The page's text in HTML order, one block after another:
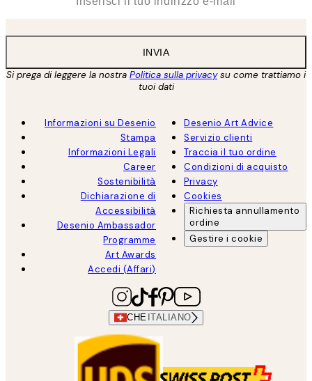
INVIA
Si prega di leggere la nostra Politica sulla privacysu come trattiamo i
tuoi dati
Informazioni su Desenio
Stampa
Informazioni Legali
Career
Sostenibilità
Dichiarazione di
Accessibilità
Desenio Ambassador
Programme
Art Awards
Accedi (Affari)
Desenio Art Advice
Servizio clienti
Traccia il tuo ordine
Condizioni di acquisto
Privacy
Cookies
Richiesta annullamento
ordine
Gestire i cookie
CHE ITALIANO